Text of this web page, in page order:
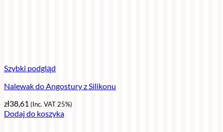
Szybki podgląd
Nalewak do Angostury z Silikonu
zł38,61 (Inc. VAT 25%)
Dodaj do koszyka